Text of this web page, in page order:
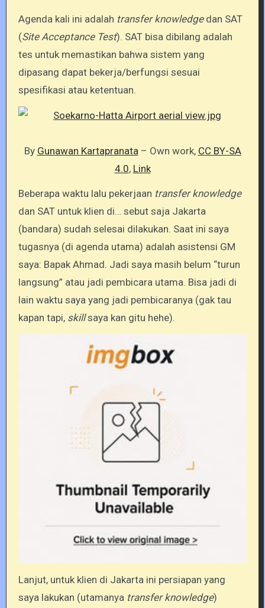
Agenda kali ini adalah transfer knowledgedan SAT
(Site Acceptance Test). SAT bisa dibilang adalah
tes untuk memastikan bahwa sistem yang
dipasang dapat bekerja/berfungsi sesuai
spesifikasi atau ketentuan.
By Gunawan Kartapranata – Own work, CC BY-SA
4.0, Link
Beberapa waktu lalu pekerjaan transfer knowledge
dan SAT untuk klien di… sebut saja Jakarta
(bandara) sudah selesai dilakukan. Saat ini saya
tugasnya (di agenda utama) adalah asistensi GM
saya: Bapak Ahmad. Jadi saya masih belum “turun
langsung” atau jadi pembicara utama. Bisa jadi di
lain waktu saya yang jadi pembicaranya (gak tau
kapan tapi, skillsaya kan gitu hehe).
Lanjut, untuk klien di Jakarta ini persiapan yang
saya lakukan (utamanya transfer knowledge)